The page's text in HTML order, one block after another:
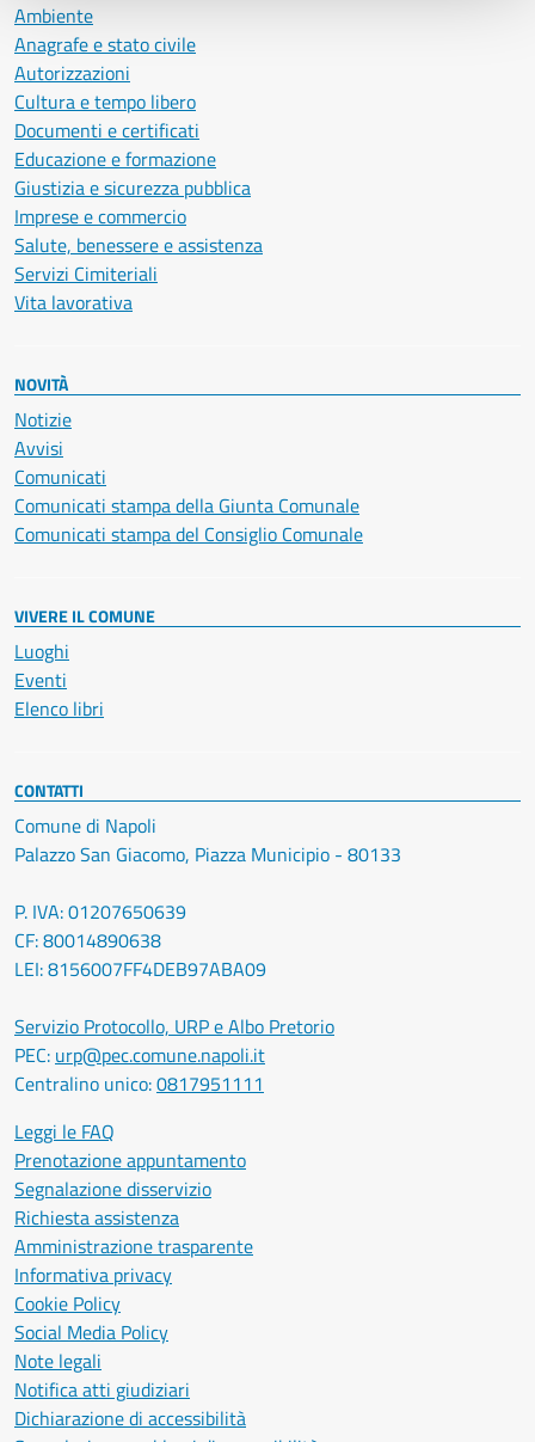
Ambiente
Anagrafe e stato civile
Autorizzazioni
Cultura e tempo libero
Documenti e certificati
Educazione e formazione
Giustizia e sicurezza pubblica
Imprese e commercio
Salute, benessere e assistenza
Servizi Cimiteriali
Vita lavorativa
NOVITÀ
Notizie
Avvisi
Comunicati
Comunicati stampa della Giunta Comunale
Comunicati stampa del Consiglio Comunale
VIVERE IL COMUNE
Luoghi
Eventi
Elenco libri
CONTATTI
Comune di Napoli
Palazzo San Giacomo, Piazza Municipio - 80133
P. IVA: 01207650639
CF: 80014890638
LEI: 8156007FF4DEB97ABA09
Servizio Protocollo, URP e Albo Pretorio
PEC: urp@pec.comune.napoli.it
Centralino unico:0817951111
Leggi le FAQ
Prenotazione appuntamento
Segnalazione disservizio
Richiesta assistenza
Amministrazione trasparente
Informativa privacy
Cookie Policy
Social Media Policy
Note legali
Notifica atti giudiziari
Dichiarazione di accessibilità